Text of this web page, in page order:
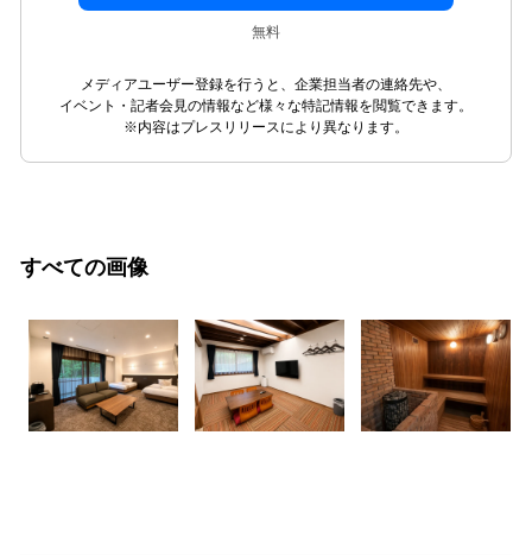
無料
メディアユーザー登録を行うと、企業担当者の連絡先や、
イベント・記者会見の情報など様々な特記情報を閲覧できます。
※内容はプレスリリースにより異なります。
すべての画像